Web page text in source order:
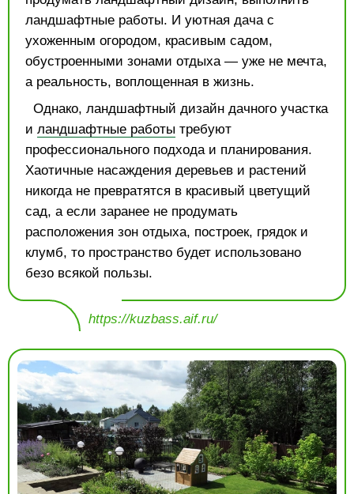
ландшафтные работы. И уютная дача с
ухоженным огородом, красивым садом,
обустроенными зонами отдыха — уже не мечта,
а реальность, воплощенная в жизнь.
Однако, ландшафтный дизайн дачного участка
и ландшафтные работы требуют
профессионального подхода и планирования.
Хаотичные насаждения деревьев и растений
никогда не превратятся в красивый цветущий
сад, а если заранее не продумать
расположения зон отдыха, построек, грядок и
клумб, то пространство будет использовано
безо всякой пользы.
https://kuzbass.aif.ru/